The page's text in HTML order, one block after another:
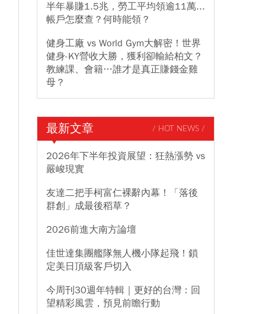
半年暴賺1.5兆，勞工平均領逾11萬...
帳戶怎麼查？何時能領？
健身工廠 vs World Gym大解密！世界
健身-KY營收大勝，獲利卻輸給柏文？
教練課、會籍…誰才是真正賺錢金雞
母？
最新文章 / HOT NEWS /
2026年下半年投資展望：狂熱漲勢 vs
嚴峻現實
友達二把手柯富仁裸辭內幕！「落後
群創」成最後稻草？
2026前進大南方論壇
佳世達集團艦隊無人機小隊起飛！鎖
定美日頂級客戶切入
今周刊30週年特輯｜更好的台灣：回
望精彩風雲，預見前瞻行動